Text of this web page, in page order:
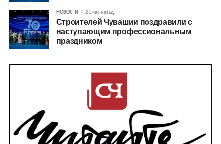
НОВОСТИ 21 час назад
Строителей Чувашии поздравили с
наступающим профессиональным
праздником